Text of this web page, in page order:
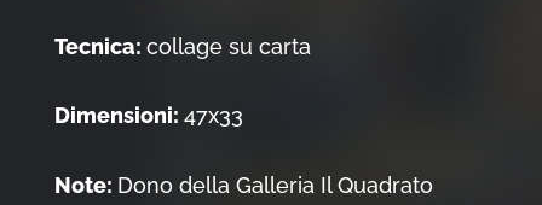
Tecnica: collage su carta
Dimensioni: 47x33
Note: Dono della Galleria Il Quadrato